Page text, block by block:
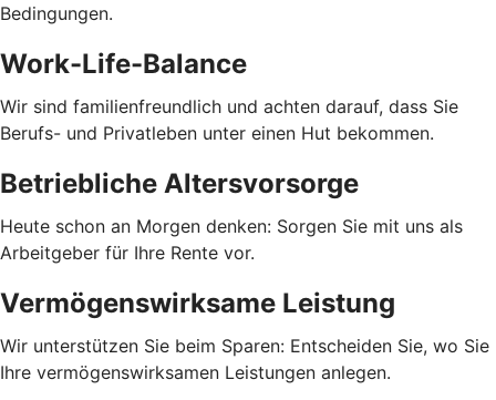
Bedingungen.
Work-Life-Balance
Wir sind familienfreundlich und achten darauf, dass Sie
Berufs- und Privatleben unter einen Hut bekommen.
Betriebliche Altersvorsorge
Heute schon an Morgen denken: Sorgen Sie mit uns als
Arbeitgeber für Ihre Rente vor.
Vermögenswirksame Leistung
Wir unterstützen Sie beim Sparen: Entscheiden Sie, wo Sie
Ihre vermögenswirksamen Leistungen anlegen.